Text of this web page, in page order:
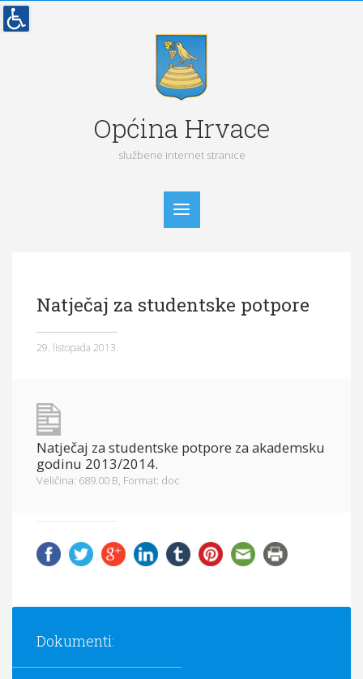
Općina Hrvace
službene internet stranice
Vijesti
Obavijesti
Općinska tijela
Dokumenti
Pristup informacijama
Natječaj za studentske potpore
29. listopada 2013.
Natječaj za studentske potpore za akademsku
godinu 2013/2014.
Veličina: 689.00 B, Format: doc
Dokumenti: